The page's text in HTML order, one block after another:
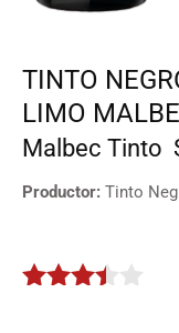
TINTO
LIMO
Malbec Tinto
Productor: Tinto